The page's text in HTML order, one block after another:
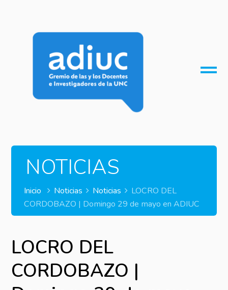
NOTICIAS
Inicio Noticias Noticias
LOCRO DEL
CORDOBAZO | Domingo 29 de mayo en ADIUC
LOCRO DEL
CORDOBAZO |